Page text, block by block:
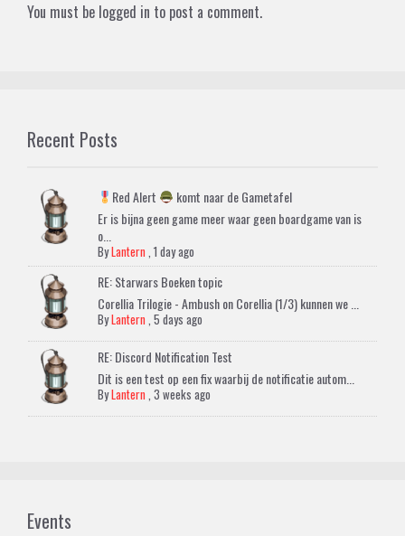
You must be logged in to post a comment.
Recent Posts
Red Alert
komt naar de Gametafel
Er is bijna geen game meer waar geen boardgame van is
o...
ByLantern ,1 day ago
RE: Starwars Boeken topic
Corellia Trilogie - Ambush on Corellia (1/3) kunnen we ...
ByLantern ,5 days ago
RE: Discord Notification Test
Dit is een test op een fix waarbij de notificatie autom...
ByLantern ,3 weeks ago
Events